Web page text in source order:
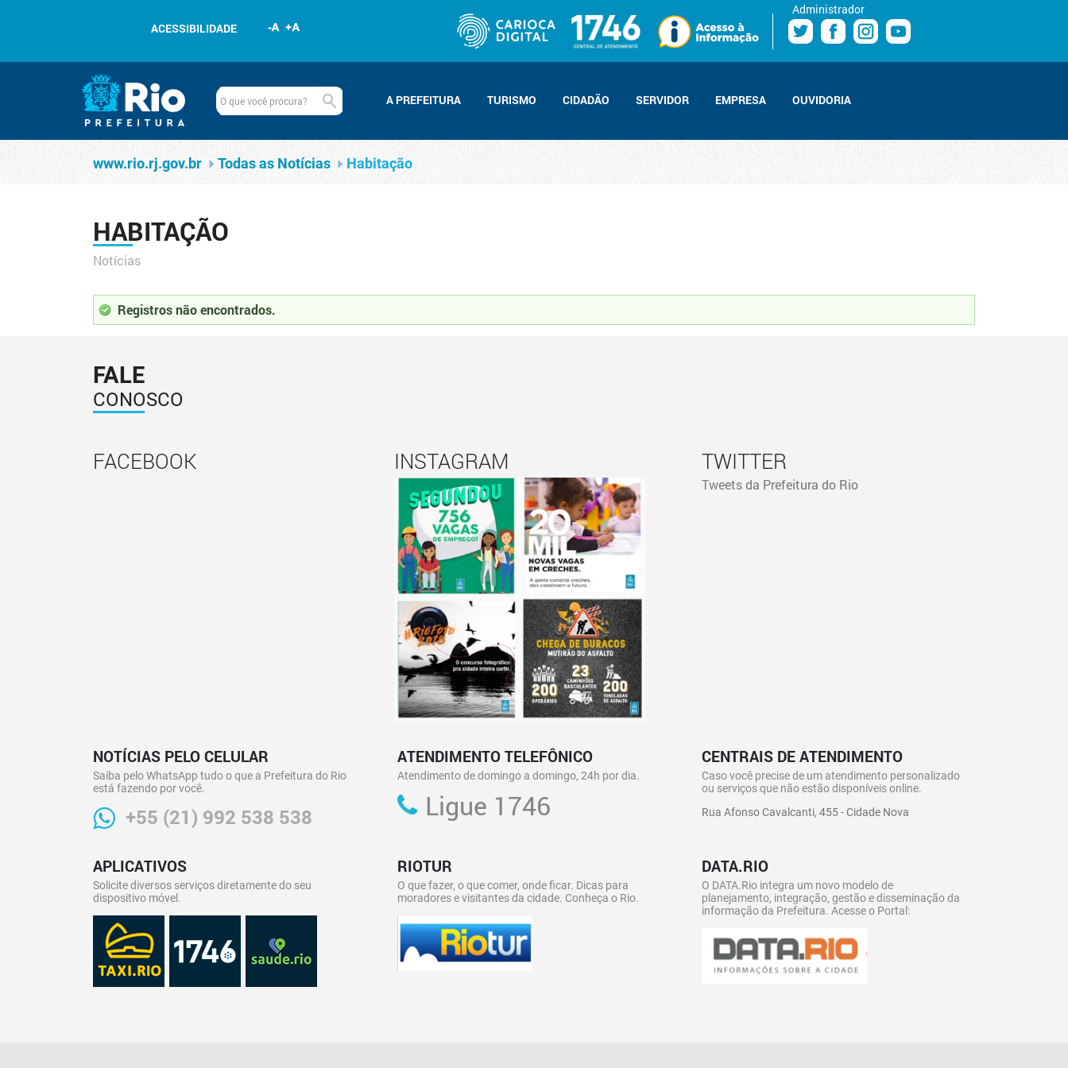
ACESSIBILIDADE
Administrador
Navegação
www.rio.rj.gov.br
Habitação
A PREFEITURA TURISMO CIDADÃO SERVIDOR EMPRESA OUVIDORIA
www.rio.rj.gov.br Todas as Notícias Habitação
HABITAÇÃO
Notícias
Registros não encontrados.
FALE
CONOSCO
FACEBOOK INSTAGRAM TWITTER
Tweets da Prefeitura do Rio
NOTÍCIAS PELO CELULAR
Saiba pelo WhatsApp tudo o que a Prefeitura do Rio
está fazendo por você.
+55 (21) 992 538 538
ATENDIMENTO TELEFÔNICO
Atendimento de domingo a domingo, 24h por dia.
Ligue 1746
CENTRAIS DE ATENDIMENTO
Caso você precise de um atendimento personalizado
ou serviços que não estão disponíveis online.
Rua Afonso Cavalcanti, 455 - Cidade Nova
APLICATIVOS
Solicite diversos serviços diretamente do seu
dispositivo móvel.
RIOTUR
O que fazer, o que comer, onde ficar. Dicas para
moradores e visitantes da cidade. Conheça o Rio.
DATA.RIO
O DATA.Rio integra um novo modelo de
planejamento, integração, gestão e disseminação da
informação da Prefeitura. Acesse o Portal: